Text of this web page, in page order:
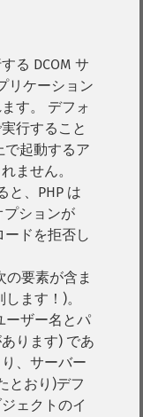
る DCOM サ
リケーション
す。 デフォ
行すること
で起動するア
ません。
と、PHP は
プションが
ドを拒否し
の要素が含ま
ます！)。
ーザー名とパ
ります) であ
、サーバー
とおり)デフ
ェクトのイ